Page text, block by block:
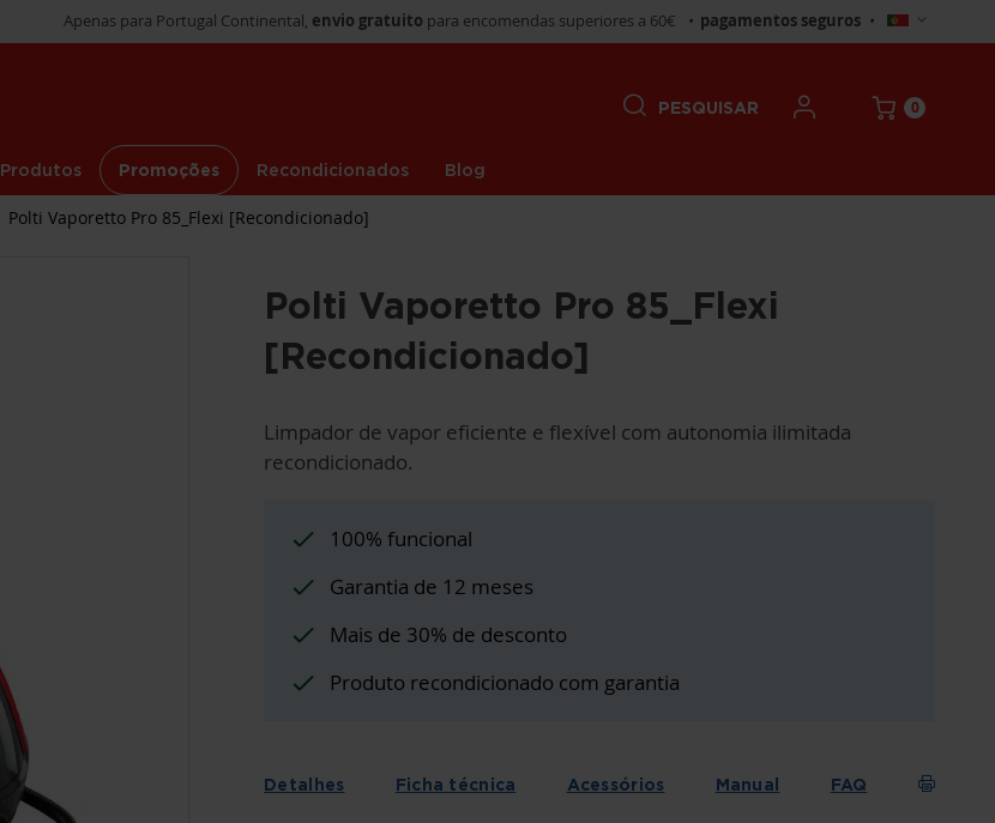
Apenas para Portugal Continental, envio gratuito para encomendas superiores a 60€ • pagamentos seguros •
Selecionar
Loja
Produtos Promoções Recondicionados Blog
PESQUISAR 0
Polti Vaporetto Pro 85_Flexi [Recondicionado]
Polti Vaporetto Pro 85_Flexi
[Recondicionado]
Limpador de vapor eficiente e flexível com autonomia ilimitada
recondicionado.
100% funcional
Garantia de 12 meses
Mais de 30% de desconto
Produto recondicionado com garantia
Detalhes Ficha técnica Acessórios Manual FAQ